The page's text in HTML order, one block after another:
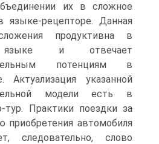
их в сложное
языке-рецепторе. Данная
продуктивна в
языке и отвечает
потенциям в
Актуализация указанной
модели есть в
тур. Практики поездки за
приобретения автомобиля
следовательно, слово